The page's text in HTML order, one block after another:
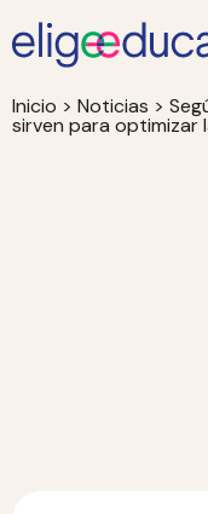
Inicio > Noticias >
sirven para optimizar